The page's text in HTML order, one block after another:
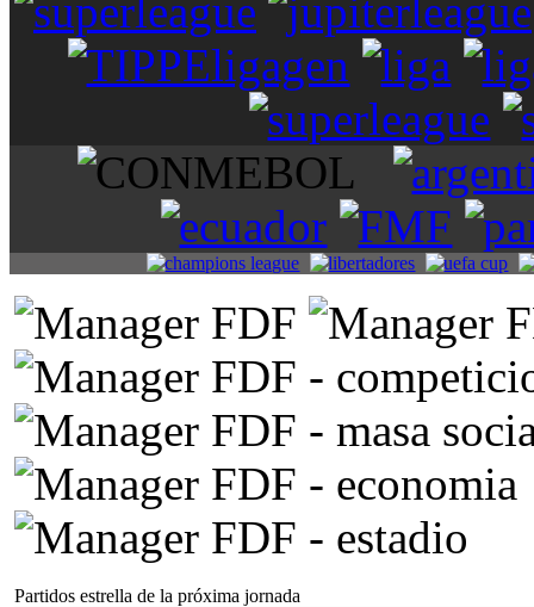
Partidos estrella de la próxima jornada